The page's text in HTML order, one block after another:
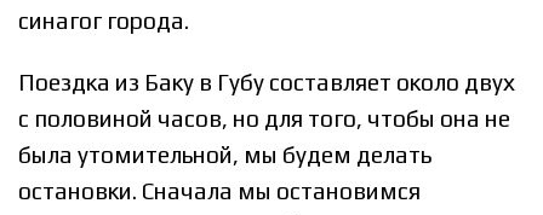
синагог города.
Поездка из Баку в Губу составляет около двух
с половиной часов, но для того, чтобы она не
была утомительной, мы будем делать
остановки. Сначала мы остановимся